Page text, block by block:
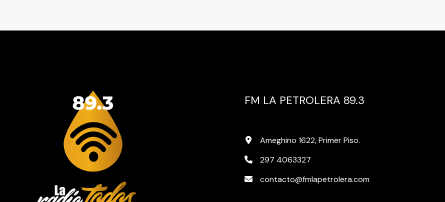
FM LA PETROLERA 89.3
Ameghino 1622, Primer Piso.
297 4063327
contacto@fmlapetrolera.com